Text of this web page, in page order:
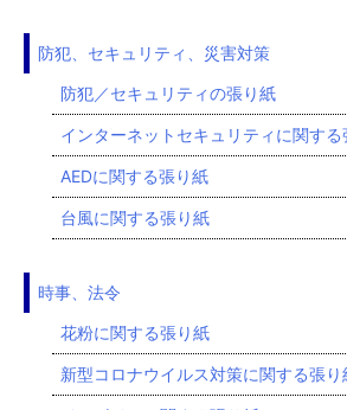
防犯、セキュリティ、災害対策
防犯／セキュリティの張り紙
インターネットセキュリティに関する
AEDに関する張り紙
台風に関する張り紙
時事、法令
花粉に関する張り紙
新型コロナウイルス対策に関する張り